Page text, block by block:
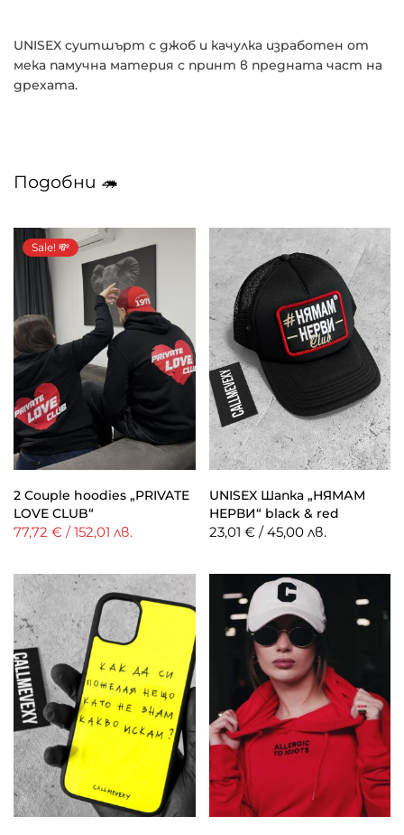
UNISEX суитшърт с джоб и качулка изработен от
мека памучна материя с принт в предната част на
дрехата.
Подобни 🦔
Sale! 💸
2 Couple hoodies „PRIVATE
LOVE CLUB“
77,72 € / 152,01 лв.
UNISEX Шапка „НЯМАМ
НЕРВИ“ black & red
23,01 € / 45,00 лв.